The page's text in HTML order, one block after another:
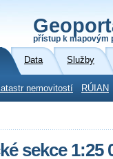
přístup k mapovým
Data Služby
nemovitostí RÚIAN
sekce